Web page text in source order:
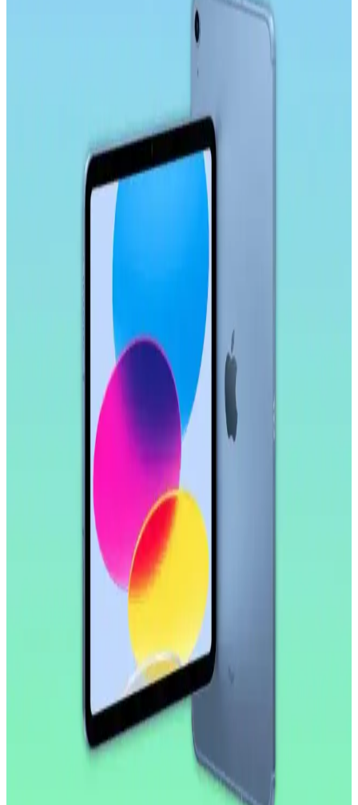
Microsonic temperli cam ekran koruyucu, Galaxy Tab S9 Plus
X810 modeline özel tasarımıyla yüksek dayanıklılık ve estetik sunar.
Çizilmelere karşı dirençli, kolay uygulanabilir ve kullanımı rahat bir
Ally 9.0 stylus kalem, yüksek hassasiyet, uyumluluk ve ergonomik
tasarımıyla akıllı tahta, tablet ve telefonlarda pratik kullanım sağlar,
yoğun çalışma ve eğitim ortamlarına uygun bir seçenektir.
Samsung Galaxy Tab S10 FE Plus İçin Kırılmaz
Ekran Koruyucu İncelemesi ve Kullanıcı Yorumları
Samsung Galaxy Tab S10 FE Plus için tasarlanmış kırılmaz ekran
koruyucu, yüksek dayanıklılık ve kolay uygulama özellikleriyle
ekranı çizilmelere ve darbelere karşı korur.
Samsung Galaxy Tab S11 Ultra 14.6 İnç AMOLED
Ekranlı Güçlü ve Çok Yönlü Tablet Özellikleri
Samsung Galaxy Tab S11 Ultra, 14.6 inç AMOLED ekran, güçlü
işlemci ve uzun pil ömrü ile çok yönlü kullanım sunar. Profesyonel
ve eğlence amaçlı ideal bir tablet deneyimi sağlar.
Samsung Galaxy Tab S9 FE+ Plus için Nano
Kırılmaz Esnek Ekran Koruyucu İncelemesi
Samsung Galaxy Tab S9 FE+ Plus için tasarlanmış nano cam ekran
koruyucu, yüksek dayanıklılık ve net görüntü sağlar. Kolay
uygulama ve göz yorgunluğunu azaltıcı özellikleriyle ekran
korumasında yeni standart.
Huawei MatePad 10.4 için Nano Esnek Cam Ekran
Koruyucu İncelemesi ve Kullanıcı Deneyimleri
Huawei MatePad 10.4 uyumlu nano esnek cam ekran koruyucu,
yüksek dayanıklılık ve şeffaflık sağlar, kolay uygulama ve iyi
Apple iPad Pro'da Donanım Sınırlı, Yazılım
Geliştirmeleri Öncelikli Yaklaşım
Apple, iPad Pro'da donanım yeniliklerini sınırlarken, yazılım
tarafında profesyonel kullanıcılar için iPadOS deneyimini
geliştirmeye odaklanıyor. Bu strateji cihazın potansiyelini artırmayı
2026 İlk Yarısında A18 Çipli Yeni iPad Modeli ve